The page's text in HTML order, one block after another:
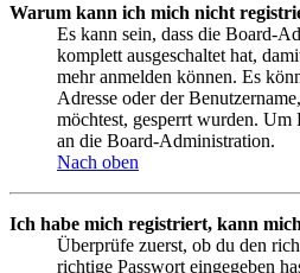
Warum kann ich mich nicht
Es kann sein, dass die Board-
komplett ausgeschaltet hat,
mehr anmelden können. Es
Adresse oder der
möchtest, gesperrt wurden.
an die Board-Administration.
Nach oben
Ich habe mich registriert, kann
Überprüfe zuerst, ob du den
richtige Passwort eingegeben